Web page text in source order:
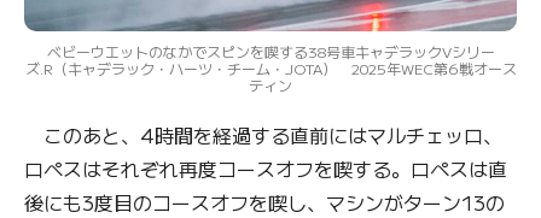
ベビーウエットのなかでスピンを喫する38号車キャデラックVシリー
ズ.R（キャデラック・ハーツ・チーム・JOTA） 2025年WEC第6戦オース
ティン
このあと、4時間を経過する直前にはマルチェッロ、
ロペスはそれぞれ再度コースオフを喫する。ロペスは直
後にも3度目のコースオフを喫し、マシンがターン13の